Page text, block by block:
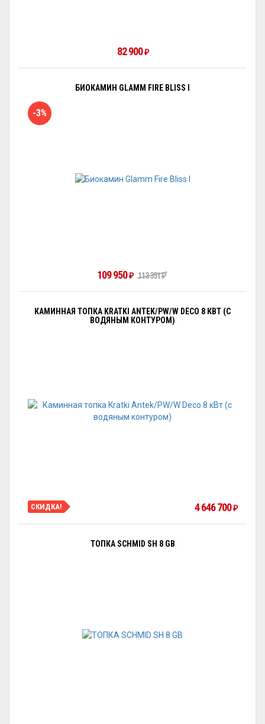
82 900₽
БИОКАМИН GLAMM FIRE BLISS I
-3%
109 950₽ 113 351₽
КАМИННАЯ ТОПКА KRATKI ANTEK/PW/W DECO 8 КВТ (С
ВОДЯНЫМ КОНТУРОМ)
СКИДКА! 4 646 700₽
ТОПКА SCHMID SH 8 GB